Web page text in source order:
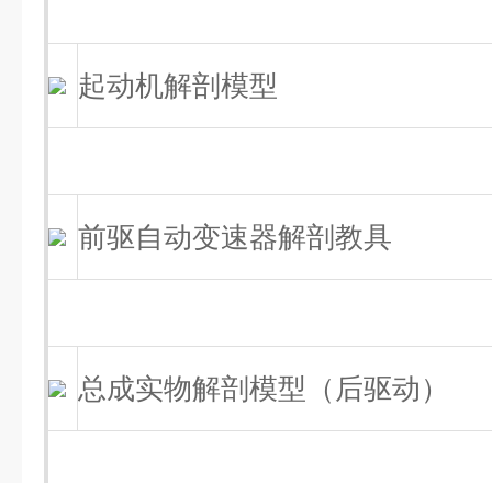
起动机解剖模型
前驱自动变速器解剖教具
总成实物解剖模型（后驱动）